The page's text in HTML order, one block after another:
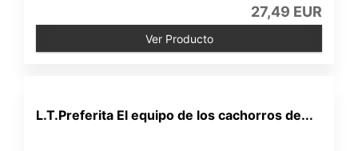
27,49 EUR
Ver Producto
L.T.Preferita El equipo de los cachorros de...